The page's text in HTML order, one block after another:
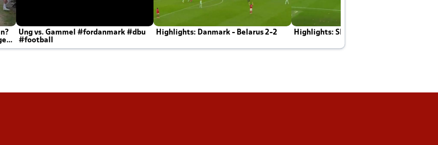
Ung vs. Gammel #fordanmark #dbu
#football
Highlights: Danmark - Belarus 2-2 Highlights: Skotland - Danmark 4-2